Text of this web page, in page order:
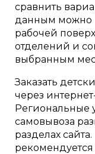
сравнить
данным можно
рабочей
отделений и
выбранным
Заказать
через
Региональные
самовывоза
разделах
рекомендуется